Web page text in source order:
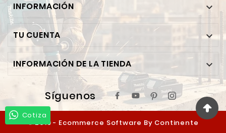
INFORMACIÓN 
TU CUENTA 
INFORMACIÓN DE LA TIENDA 
Síguenos
© 2019 - Ecommerce Software By Continente
Cotiza